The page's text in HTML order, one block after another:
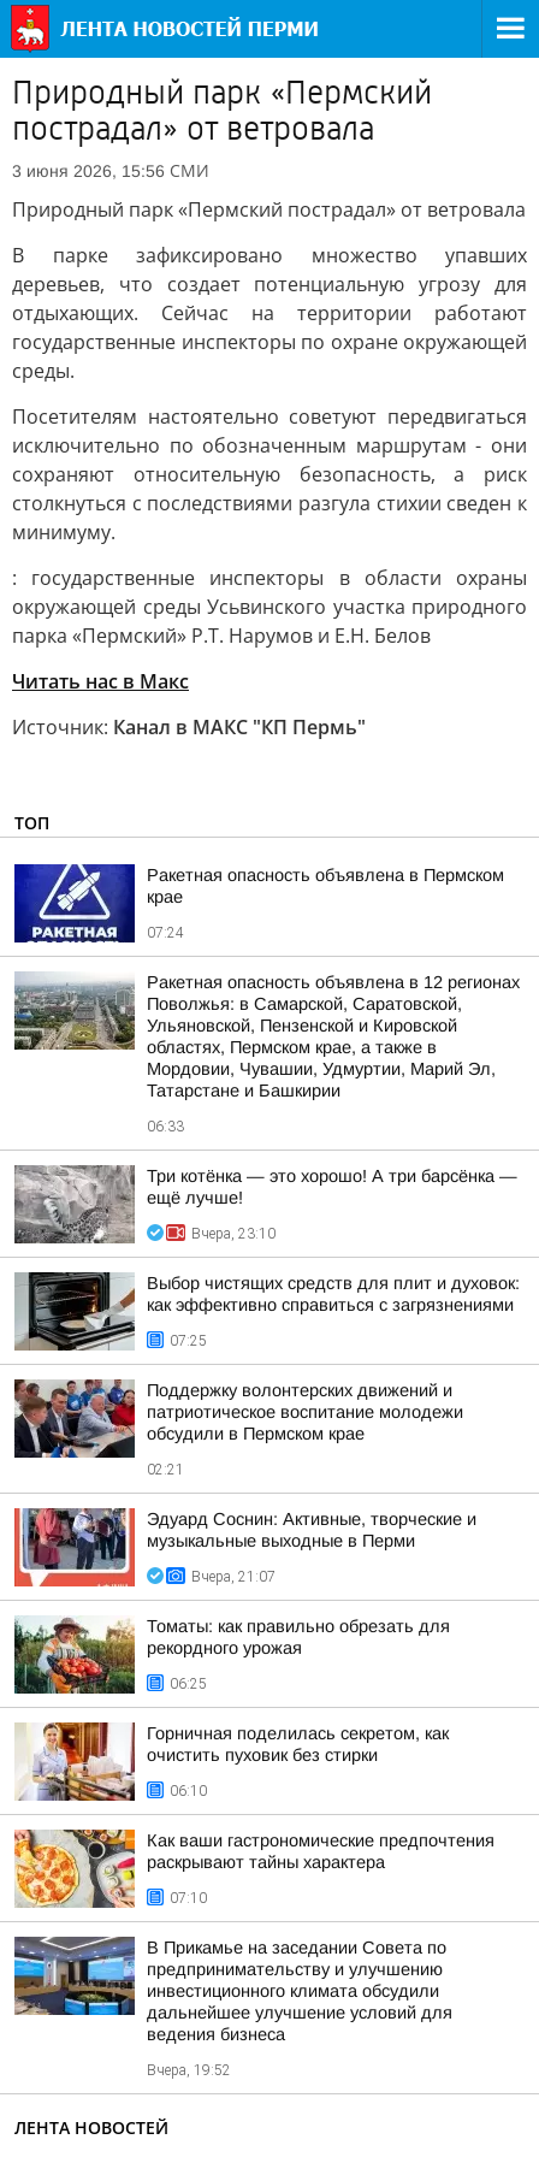
Природный парк «Пермский
пострадал» от ветровала
3 июня 2026, 15:56 СМИ
Природный парк «Пермский пострадал» от ветровала
В парке зафиксировано множество упавших
деревьев, что создает потенциальную угрозу для
отдыхающих. Сейчас на территории работают
государственные инспекторы по охране окружающей
среды.
Посетителям настоятельно советуют передвигаться
исключительно по обозначенным маршрутам - они
сохраняют относительную безопасность, а риск
столкнуться с последствиями разгула стихии сведен к
минимуму.
: государственные инспекторы в области охраны
окружающей среды Усьвинского участка природного
парка «Пермский» Р.Т. Нарумов и Е.Н. Белов
Читать нас в Макс
Источник: Канал в МАКС "КП Пермь"
ТОП
Ракетная опасность объявлена в Пермском
крае
07:24
Ракетная опасность объявлена в 12 регионах
Поволжья: в Самарской, Саратовской,
Ульяновской, Пензенской и Кировской
областях, Пермском крае, а также в
Мордовии, Чувашии, Удмуртии, Марий Эл,
Татарстане и Башкирии
06:33
Три котёнка — это хорошо! А три барсёнка —
ещё лучше!
Вчера, 23:10
Выбор чистящих средств для плит и духовок:
как эффективно справиться с загрязнениями
07:25
Поддержку волонтерских движений и
патриотическое воспитание молодежи
обсудили в Пермском крае
02:21
Эдуард Соснин: Активные, творческие и
музыкальные выходные в Перми
Вчера, 21:07
Томаты: как правильно обрезать для
рекордного урожая
06:25
Горничная поделилась секретом, как
очистить пуховик без стирки
06:10
Как ваши гастрономические предпочтения
раскрывают тайны характера
07:10
В Прикамье на заседании Совета по
предпринимательству и улучшению
инвестиционного климата обсудили
дальнейшее улучшение условий для
ведения бизнеса
Вчера, 19:52
ЛЕНТА НОВОСТЕЙ